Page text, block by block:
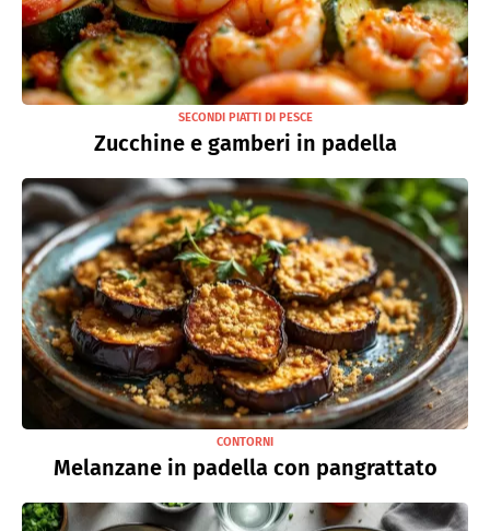
SECONDI PIATTI DI PESCE
Zucchine e gamberi in padella
CONTORNI
Melanzane in padella con pangrattato